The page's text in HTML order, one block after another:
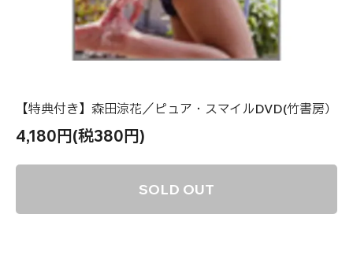
【特典付き】森田涼花／ピュア・スマイルDVD(竹書房）
4,180円(税380円)
SOLD OUT